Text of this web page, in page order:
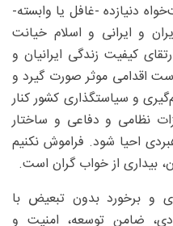
دنیازده -غافل یا وابسته-
و ایرانی و اسلام خیانت
کیفیت زندگی ایرانیان و
است اقدامی موثر صورت گیرد و
و سیاستگذاری کشور کنار
نظامی و دفاعی و ساختار
احیا شود. فراموش نکنیم
بیداری از خواب گران است.
و برخورد بدون تبعیض با
ضامن توسعه، امنیت و